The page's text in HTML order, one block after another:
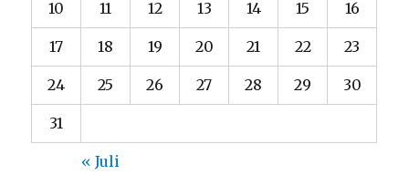
10 11 12 13 14 15 16
17 18 19 20 21 22 23
24 25 26 27 28 29 30
31
« Juli